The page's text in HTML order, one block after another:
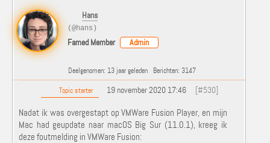
Hans
(@hans)
Famed Member Admin
Deelgenomen: 13 jaar geleden Berichten: 3147
Topic starter 19 november 2020 17:46 [#530]
Nadat ik was overgestapt op VMWare Fusion Player, en mijn
Mac had geupdate naar macOS Big Sur (11.0.1), kreeg ik
deze foutmelding in VMWare Fusion: